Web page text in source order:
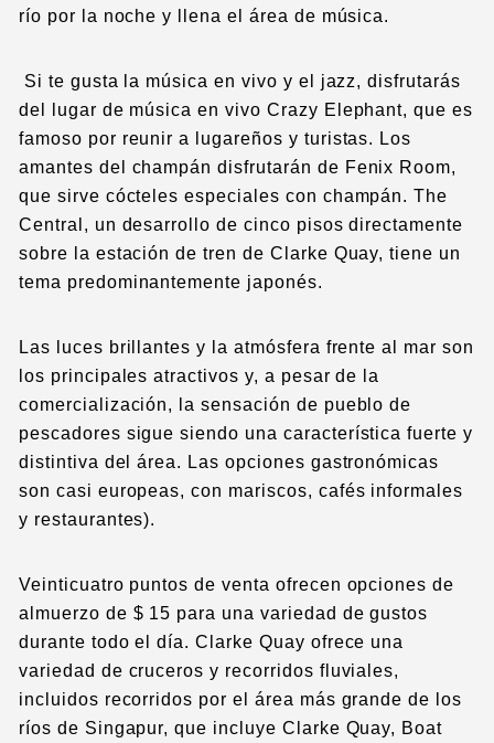
río por la noche y llena el área de música.
Si te gusta la música en vivo y el jazz, disfrutarás
del lugar de música en vivo Crazy Elephant, que es
famoso por reunir a lugareños y turistas. Los
amantes del champán disfrutarán de Fenix Room,
que sirve cócteles especiales con champán. The
Central, un desarrollo de cinco pisos directamente
sobre la estación de tren de Clarke Quay, tiene un
tema predominantemente japonés.
Las luces brillantes y la atmósfera frente al mar son
los principales atractivos y, a pesar de la
comercialización, la sensación de pueblo de
pescadores sigue siendo una característica fuerte y
distintiva del área. Las opciones gastronómicas
son casi europeas, con mariscos, cafés informales
y restaurantes).
Veinticuatro puntos de venta ofrecen opciones de
almuerzo de $ 15 para una variedad de gustos
durante todo el día. Clarke Quay ofrece una
variedad de cruceros y recorridos fluviales,
incluidos recorridos por el área más grande de los
ríos de Singapur, que incluye Clarke Quay, Boat